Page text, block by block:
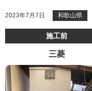
2023年7月7日 和歌山県
施工前
三菱